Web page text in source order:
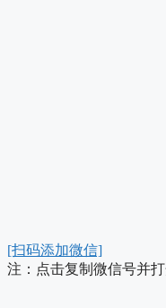
[扫码添加微信]
注：点击复制微信号并